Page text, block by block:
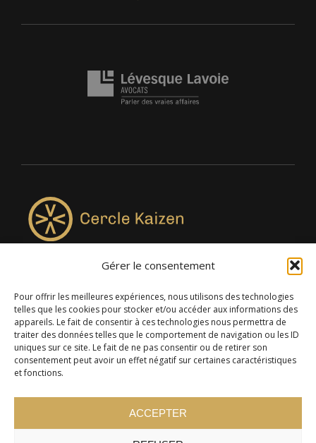
Gérer le consentement
Pour offrir les meilleures expériences, nous utilisons des technologies
telles que les cookies pour stocker et/ou accéder aux informations des
appareils. Le fait de consentir à ces technologies nous permettra de
traiter des données telles que le comportement de navigation ou les ID
uniques sur ce site. Le fait de ne pas consentir ou de retirer son
consentement peut avoir un effet négatif sur certaines caractéristiques
et fonctions.
ACCEPTER
4957, rue Lionel-Groulx, bureau 819, Saint-Augustin-de-
Desmaures QC G3A 0M7